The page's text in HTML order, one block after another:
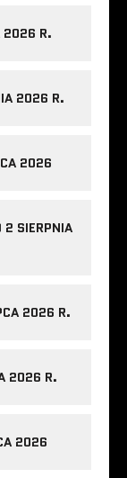
2026 R.
2026 R.
2026
2 SIERPNIA
2026 R.
2026 R.
2026